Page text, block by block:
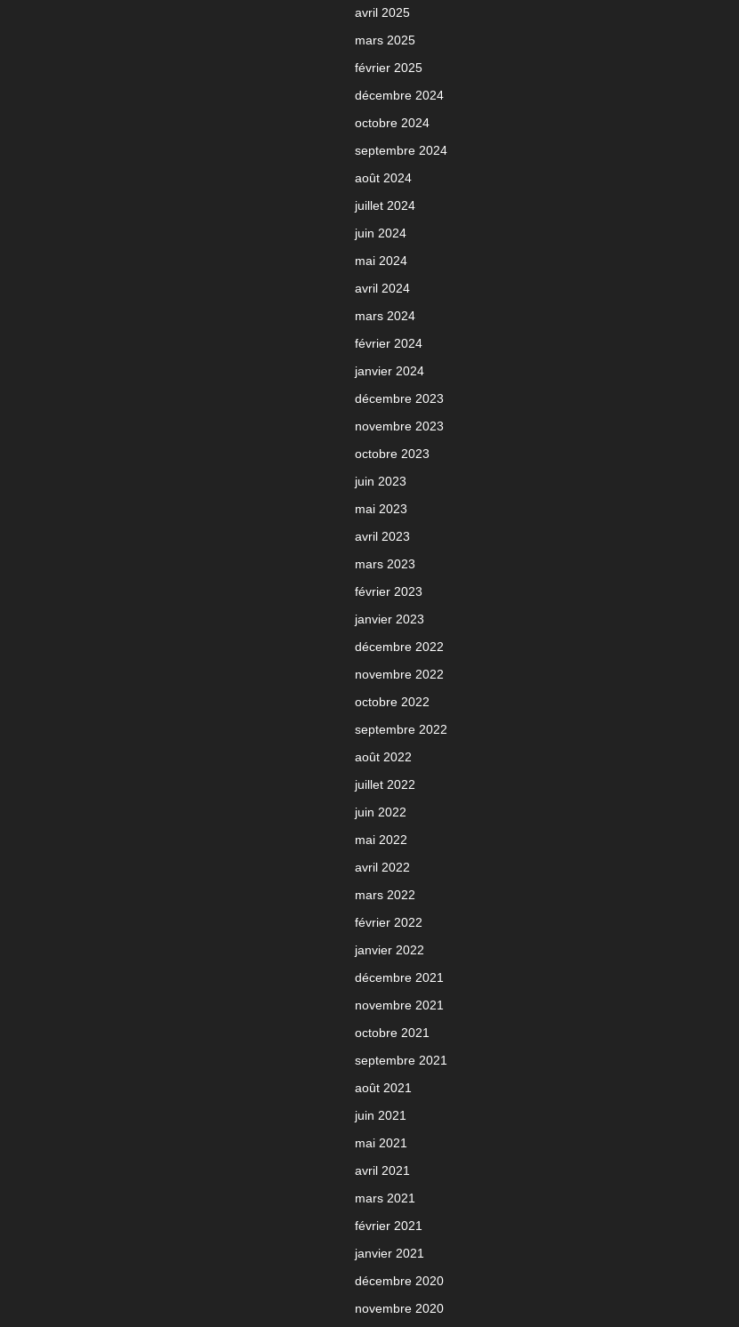
avril 2025
mars 2025
février 2025
décembre 2024
octobre 2024
septembre 2024
août 2024
juillet 2024
juin 2024
mai 2024
avril 2024
mars 2024
février 2024
janvier 2024
décembre 2023
novembre 2023
octobre 2023
juin 2023
mai 2023
avril 2023
mars 2023
février 2023
janvier 2023
décembre 2022
novembre 2022
octobre 2022
septembre 2022
août 2022
juillet 2022
juin 2022
mai 2022
avril 2022
mars 2022
février 2022
janvier 2022
décembre 2021
novembre 2021
octobre 2021
septembre 2021
août 2021
juin 2021
mai 2021
avril 2021
mars 2021
février 2021
janvier 2021
décembre 2020
novembre 2020